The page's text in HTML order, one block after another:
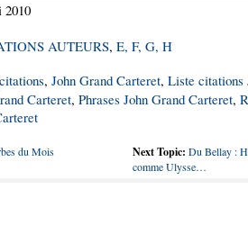
2010
AUTEURS, E, F, G, H
, John Grand Carteret, Liste citations
Carteret, Phrases John Grand Carteret,
du Mois
Next Topic: Du Bellay :
comme Ulysse…